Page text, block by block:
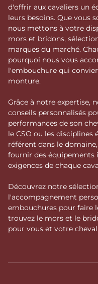
d'offrir aux cavaliers un
leurs besoins. Que vous
nous mettons à votre
mors et bridons,
marques du marché.
pourquoi nous vous
l'embouchure qui
monture.
Grâce à notre expertise,
conseils personnalisés
performances de son
le CSO ou les disciplines
référent dans le
fournir des équipements
exigences de chaque
Découvrez notre
l'accompagnement
embouchures pour faire
trouvez le mors et le
pour vous et votre cheval.